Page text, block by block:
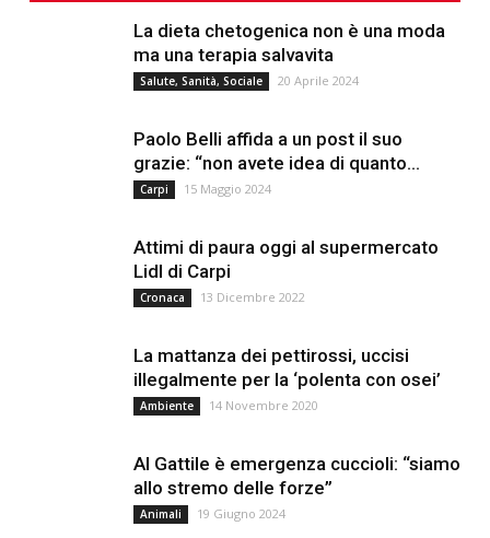
La dieta chetogenica non è una moda
ma una terapia salvavita
Salute, Sanità, Sociale 20 Aprile 2024
Paolo Belli affida a un post il suo
grazie: “non avete idea di quanto...
Carpi 15 Maggio 2024
Attimi di paura oggi al supermercato
Lidl di Carpi
Cronaca 13 Dicembre 2022
La mattanza dei pettirossi, uccisi
illegalmente per la ‘polenta con osei’
Ambiente 14 Novembre 2020
Al Gattile è emergenza cuccioli: “siamo
allo stremo delle forze”
Animali 19 Giugno 2024